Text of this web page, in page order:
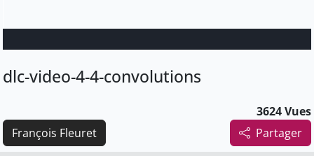
dlc-video-4-4-convolutions
3624 Vues
Partager
François Fleuret